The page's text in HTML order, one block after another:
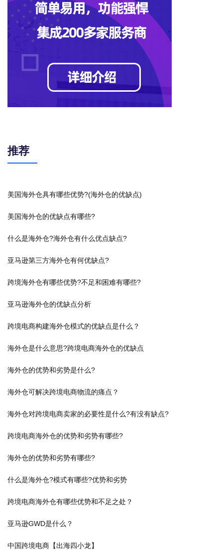
推荐
美国海外仓具有哪些优势?(海外仓的优缺点)
美国海外仓的优缺点有哪些?
什么是海外仓?海外仓有什么优点缺点?
亚马逊第三方海外仓有何优缺点?
跨境海外仓有哪些优势?不足和困难有哪些?
亚马逊海外仓的优缺点分析
跨境电商构建海外仓模式的优缺点是什么？
海外仓是什么意思?跨境电商海外仓的优缺点
海外仓的优势和劣势是什么?
海外仓可解决跨境电商物流的痛点？
海外仓对跨境电商卖家的必要性是什么?有没有缺点?
跨境电商海外仓的优势和劣势有哪些?
海外仓的优势和劣势有哪些?
什么是海外仓?模式有哪些?优势和劣势
跨境电商海外仓有哪些优势和不足之处？
亚马逊GWD是什么？
中国跨境电商【出海四小龙】